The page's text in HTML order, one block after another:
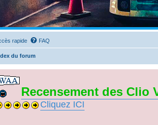
rapide FAQ
du forum
Recensement des Clio
Cliquez ICI